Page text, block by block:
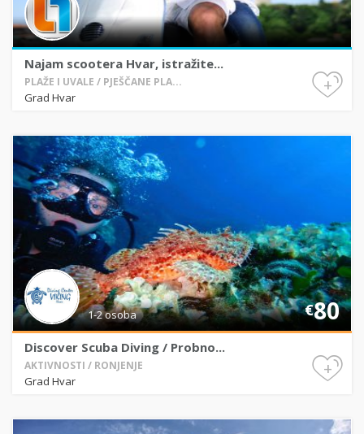
Najam scootera Hvar, istražite...
PLAŽE I UVALE / PJEŠČANE PLA...
Grad Hvar
+
1-2 osoba €80
Discover Scuba Diving / Probno...
AKTIVNOSTI / RONJENJE
Grad Hvar
+